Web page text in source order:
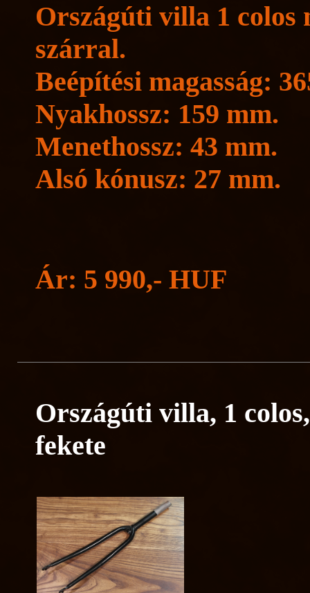
Országúti villa 1 colos
szárral.
Beépítési magasság:
Nyakhossz: 159 mm.
Menethossz: 43 mm.
Alsó kónusz: 27 mm.
Ár: 5 990,- HUF
Országúti villa, 1
fekete